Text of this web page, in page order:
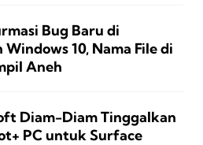
Bug Baru di
Windows 10, Nama File di
Aneh
Diam-Diam Tinggalkan
PC untuk Surface